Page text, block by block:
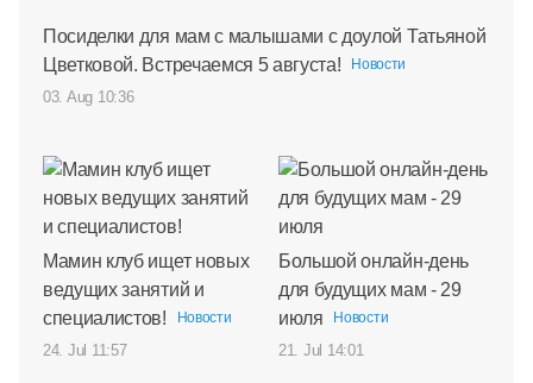
Посиделки для мам с малышами с доулой Татьяной
Цветковой. Встречаемся 5 августа!
Новости
03. Aug 10:36
Мамин клуб ищет новых
ведущих занятий и
специалистов!
Новости
24. Jul 11:57
Большой онлайн-день
для будущих мам - 29
июля
Новости
21. Jul 14:01